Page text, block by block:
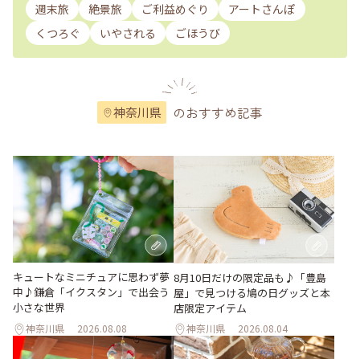
週末旅 絶景旅 ご利益めぐり
アートさんぽ
くつろぐ
いやされる ごほうび
神奈川県 のおすすめ記事
キュートなミニチュアに思わず夢
中♪鎌倉「イクスタン」で出会う
小さな世界
神奈川県 2026.08.08
8月10日だけの限定品も♪「豊島
屋」で見つける鳩の日グッズと本
店限定アイテム
神奈川県 2026.08.04